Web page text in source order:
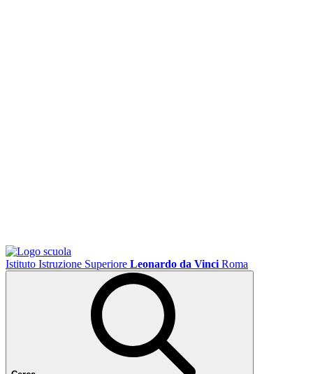
Istituto Istruzione Superiore Leonardo da Vinci Roma